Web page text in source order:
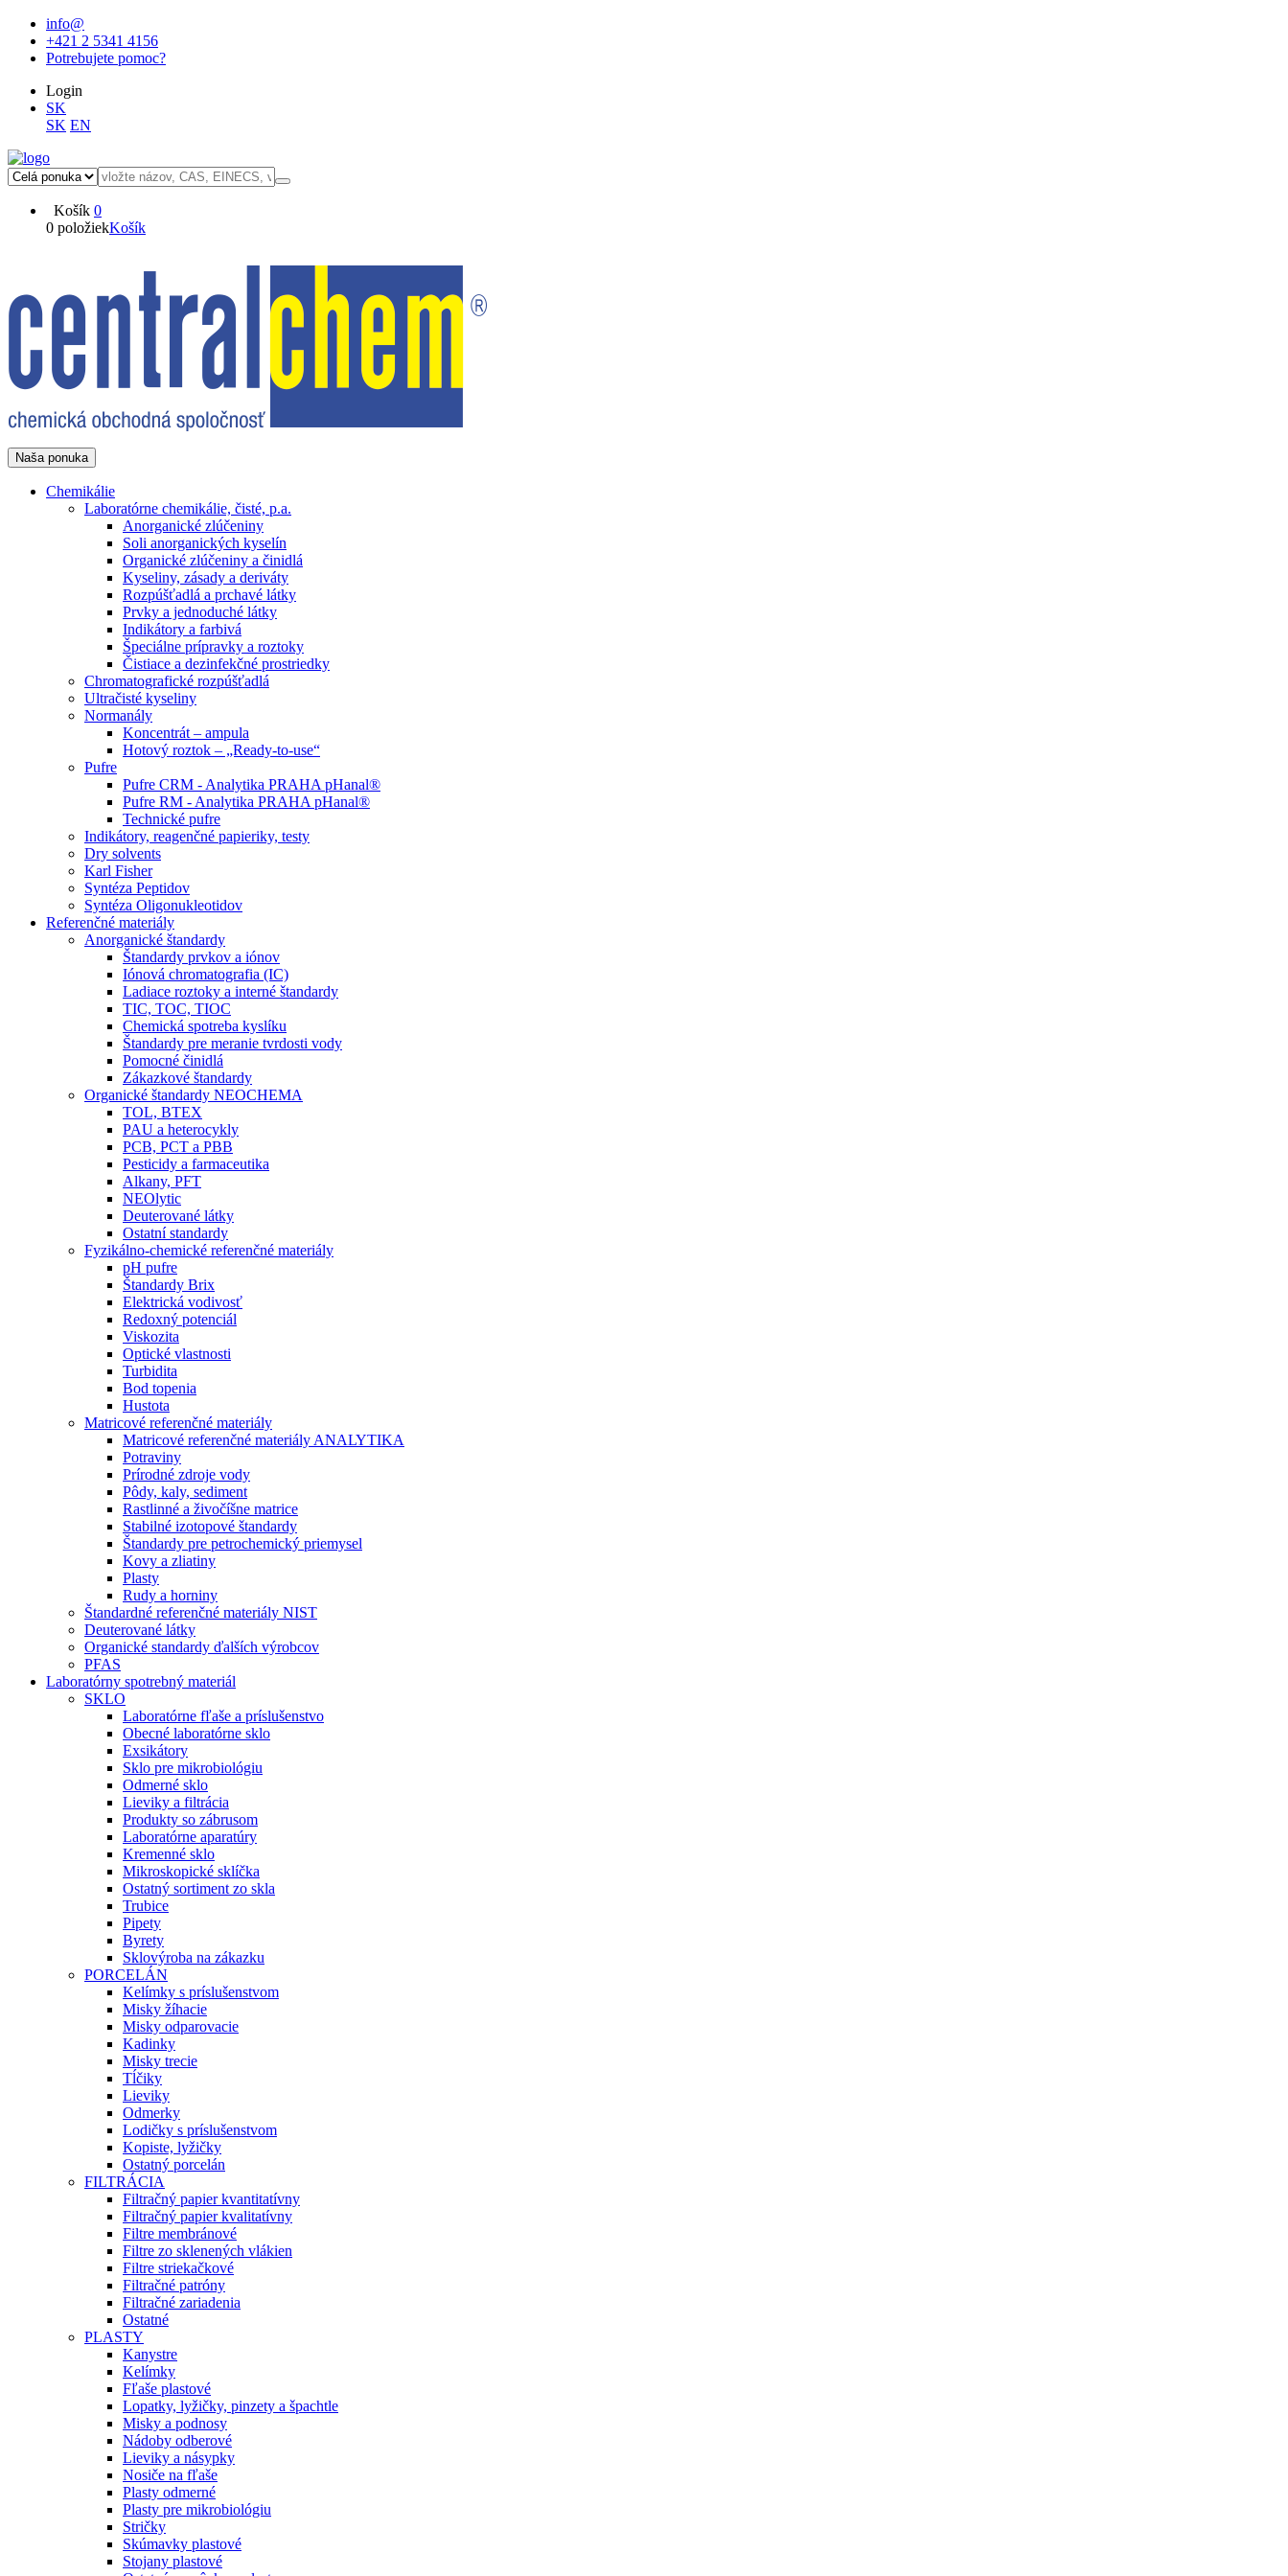
info@
+421 2 5341 4156
Potrebujete pomoc?
Login
SK
SK EN
Košík 0
0 položiekKošík
Naša ponuka
Chemikálie
Laboratórne chemikálie, čisté, p.a.
Anorganické zlúčeniny
Soli anorganických kyselín
Organické zlúčeniny a činidlá
Kyseliny, zásady a deriváty
Rozpúšťadlá a prchavé látky
Prvky a jednoduché látky
Indikátory a farbivá
Špeciálne prípravky a roztoky
Čistiace a dezinfekčné prostriedky
Chromatografické rozpúšťadlá
Ultračisté kyseliny
Normanály
Koncentrát – ampula
Hotový roztok – „Ready-to-use“
Pufre
Pufre CRM - Analytika PRAHA pHanal®
Pufre RM - Analytika PRAHA pHanal®
Technické pufre
Indikátory, reagenčné papieriky, testy
Dry solvents
Karl Fisher
Syntéza Peptidov
Syntéza Oligonukleotidov
Referenčné materiály
Anorganické štandardy
Štandardy prvkov a iónov
Iónová chromatografia (IC)
Ladiace roztoky a interné štandardy
TIC, TOC, TIOC
Chemická spotreba kyslíku
Štandardy pre meranie tvrdosti vody
Pomocné činidlá
Zákazkové štandardy
Organické štandardy NEOCHEMA
TOL, BTEX
PAU a heterocykly
PCB, PCT a PBB
Pesticidy a farmaceutika
Alkany, PFT
NEOlytic
Deuterované látky
Ostatní standardy
Fyzikálno-chemické referenčné materiály
pH pufre
Štandardy Brix
Elektrická vodivosť
Redoxný potenciál
Viskozita
Optické vlastnosti
Turbidita
Bod topenia
Hustota
Matricové referenčné materiály
Matricové referenčné materiály ANALYTIKA
Potraviny
Prírodné zdroje vody
Pôdy, kaly, sediment
Rastlinné a živočíšne matrice
Stabilné izotopové štandardy
Štandardy pre petrochemický priemysel
Kovy a zliatiny
Plasty
Rudy a horniny
Štandardné referenčné materiály NIST
Deuterované látky
Organické standardy ďalších výrobcov
PFAS
Laboratórny spotrebný materiál
SKLO
Laboratórne fľaše a príslušenstvo
Obecné laboratórne sklo
Exsikátory
Sklo pre mikrobiológiu
Odmerné sklo
Lieviky a filtrácia
Produkty so zábrusom
Laboratórne aparatúry
Kremenné sklo
Mikroskopické sklíčka
Ostatný sortiment zo skla
Trubice
Pipety
Byrety
Sklovýroba na zákazku
PORCELÁN
Kelímky s príslušenstvom
Misky žíhacie
Misky odparovacie
Kadinky
Misky trecie
Tĺčiky
Lieviky
Odmerky
Lodičky s príslušenstvom
Kopiste, lyžičky
Ostatný porcelán
FILTRÁCIA
Filtračný papier kvantitatívny
Filtračný papier kvalitatívny
Filtre membránové
Filtre zo sklenených vlákien
Filtre striekačkové
Filtračné patróny
Filtračné zariadenia
Ostatné
PLASTY
Kanystre
Kelímky
Fľaše plastové
Lopatky, lyžičky, pinzety a špachtle
Misky a podnosy
Nádoby odberové
Lieviky a násypky
Nosiče na fľaše
Plasty odmerné
Plasty pre mikrobiológiu
Stričky
Skúmavky plastové
Stojany plastové